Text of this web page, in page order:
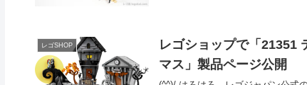
レゴSHOP
レゴショップで「21351
マス」製品ページ公開